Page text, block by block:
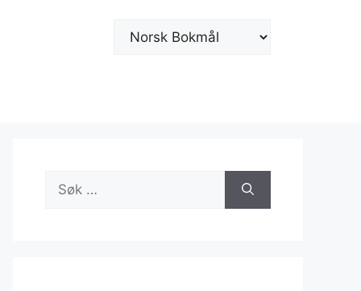
Velg
Søk
etter: